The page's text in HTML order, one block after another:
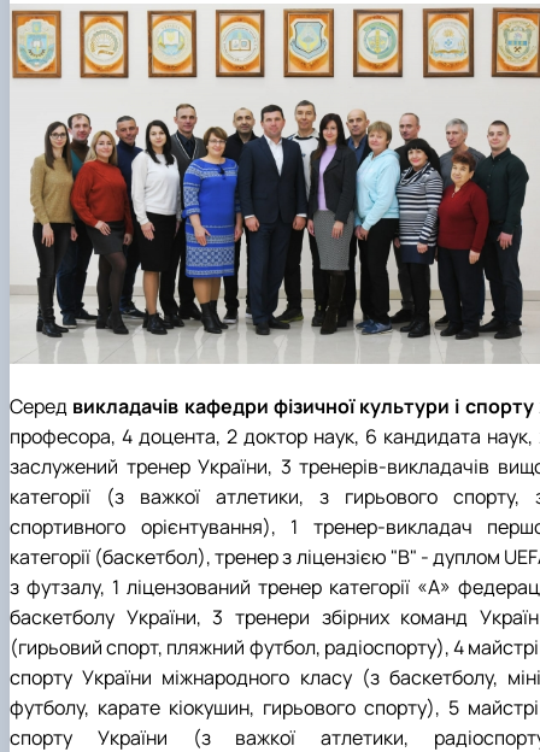
Серед викладачів кафедри фізичної культури і спорту
професора, 4 доцента, 2 доктор наук, 6 кандидата наук,
заслужений тренер України, 3 тренерів-викладачів
категорії (з важкої атлетики, з гирьового спорту,
спортивного орієнтування), 1 тренер-викладач
категорії (баскетбол), тренер з ліцензією "В" - дуплом
з футзалу, 1 ліцензований тренер категорії «А»
баскетболу України, 3 тренери збірних команд
(гирьовий спорт, пляжний футбол, радіоспорту), 4
спорту України міжнародного класу (з баскетболу,
футболу, карате кіокушин, гирьового спорту), 5
спорту України (з важкої атлетики,